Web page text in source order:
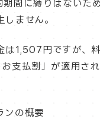
期間に縛りはないた
ません。
は1,507円ですが、
支払割」が適用さ
ンの概要